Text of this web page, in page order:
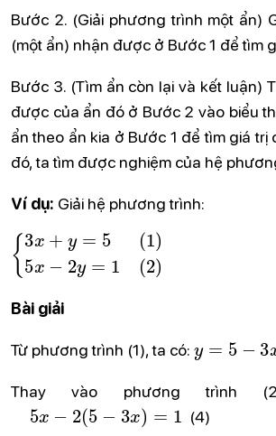
Bước 2. (Giải phương trình một ẩn)
(một ẩn) nhận được ở Bước 1 để tìm
Bước 3. (Tìm ẩn còn lại và kết luận)
được của ẩn đó ở Bước 2 vào biểu
ẩn theo ẩn kia ở Bước 1 để tìm giá trị
đó, ta tìm được nghiệm của hệ
Ví dụ: Giải hệ phương trình:
{3x+ y=5 (1) 5 2y=
Bài giải
Từ phương trình (1), ta có:
−
Thay vào phương trình
5x−2 −3x 1
(4)